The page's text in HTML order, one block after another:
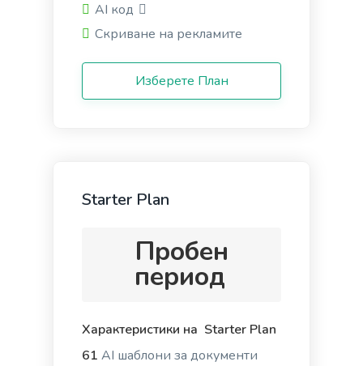
Bullet Point Answers
Precise and informative bullet points that provide
questions.
A definition for a word, phrase, or acronym that's
Answers
Instant, quality answers to any questions or
AI код
Скриване на рекламите
Изберете План
Starter Plan
Пробен
период
Характеристики на Starter Plan
61 AI шаблони за документи